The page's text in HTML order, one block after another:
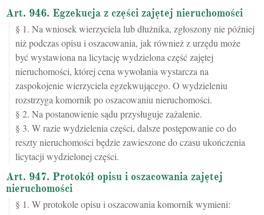
Art. 946. Egzekucja z części zajętej nieruchomości
§ 1. Na wniosek wierzyciela lub dłużnika, zgłoszony nie później
niż podczas opisu i oszacowania, jak również z urzędu może
być wystawiona na licytację wydzielona część zajętej
nieruchomości, której cena wywołania wystarcza na
zaspokojenie wierzyciela egzekwującego. O wydzieleniu
rozstrzyga komornik po oszacowaniu nieruchomości.
§ 2. Na postanowienie sądu przysługuje zażalenie.
§ 3. W razie wydzielenia części, dalsze postępowanie co do
reszty nieruchomości będzie zawieszone do czasu ukończenia
licytacji wydzielonej części.
Art. 947. Protokół opisu i oszacowania zajętej
nieruchomości
§ 1. W protokole opisu i oszacowania komornik wymieni: